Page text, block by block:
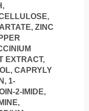
ZINC
EXTRACT,
CAPRYLY
1-
2-IMIDE,